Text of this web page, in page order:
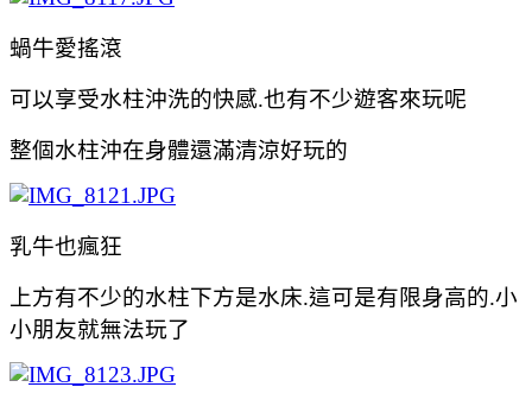
蝸牛愛搖滾
可以享受水柱沖洗的快感.也有不少遊客來玩呢
整個水柱沖在身體還滿清涼好玩的
乳牛也瘋狂
上方有不少的水柱下方是水床.這可是有限身高的.小
小朋友就無法玩了